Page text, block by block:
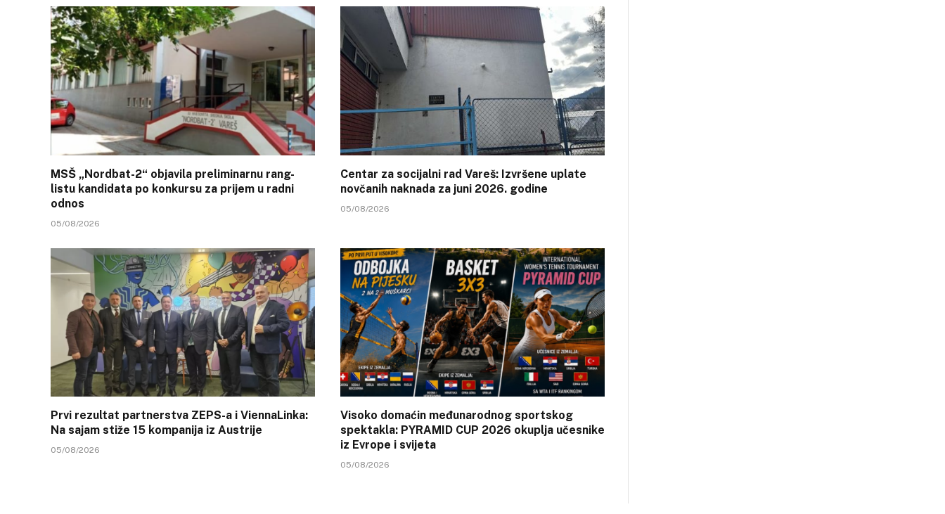
MSŠ „Nordbat-2“ objavila preliminarnu rang-
listu kandidata po konkursu za prijem u radni
odnos
05/08/2026
Centar za socijalni rad Vareš: Izvršene uplate
novčanih naknada za juni 2026. godine
05/08/2026
Prvi rezultat partnerstva ZEPS-a i ViennaLinka:
Na sajam stiže 15 kompanija iz Austrije
05/08/2026
Visoko domaćin međunarodnog sportskog
spektakla: PYRAMID CUP 2026 okuplja učesnike
iz Evrope i svijeta
05/08/2026